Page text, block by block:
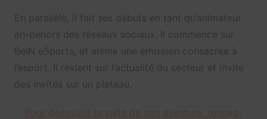
En parallèle, il fait ses débuts en tant qu’animateur
en-dehors des réseaux sociaux. Il commence sur
BeIN eSports, et anime une émission consacrée à
l’esport. Il revient sur l’actualité du secteur et invite
des invités sur un plateau.